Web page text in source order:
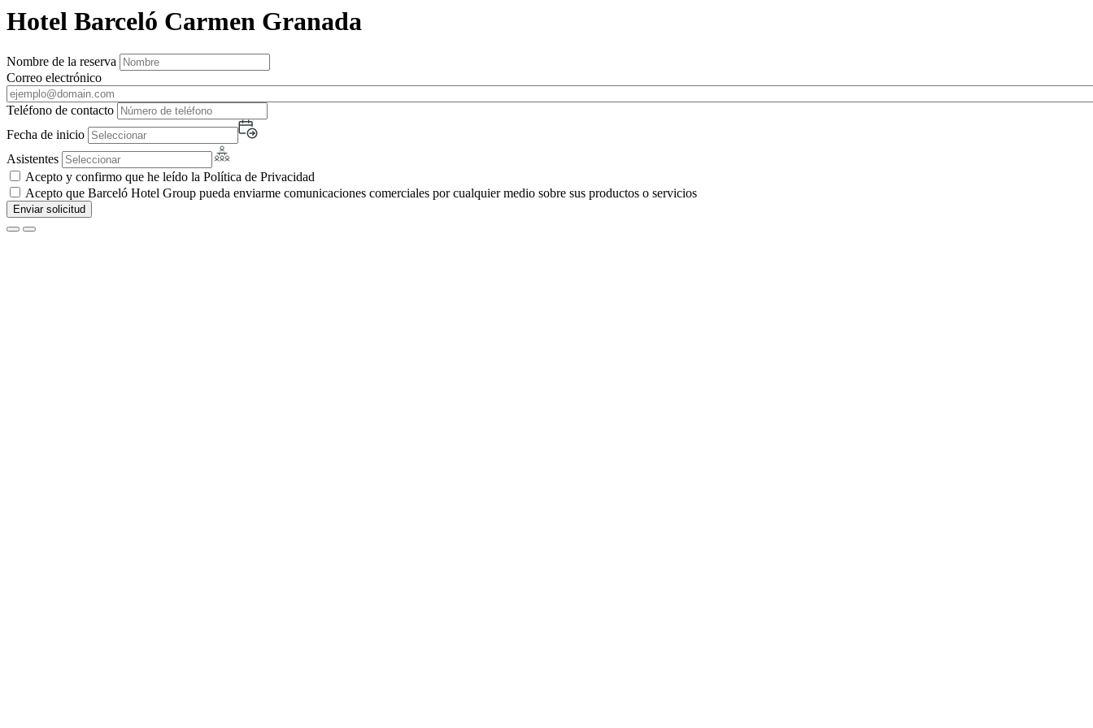
Hotel Barceló Carmen Granada
Nombre de la reserva
Correo electrónico
Teléfono de contacto
Fecha de inicio
Asistentes
Acepto y confirmo que he leído la Política de Privacidad
Acepto que Barceló Hotel Group pueda enviarme comunicaciones comerciales por cualquier medio sobre sus productos o servicios
Enviar solicitud